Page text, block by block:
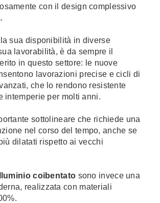
con il design complessivo
sua disponibilità in diverse
lavorabilità, è da sempre il
in questo settore: le nuove
lavorazioni precise e cicli di
che lo rendono resistente
intemperie per molti anni.
sottolineare che richiede una
nel corso del tempo, anche se
dilatati rispetto ai vecchi
coibentato sono invece una
realizzata con materiali